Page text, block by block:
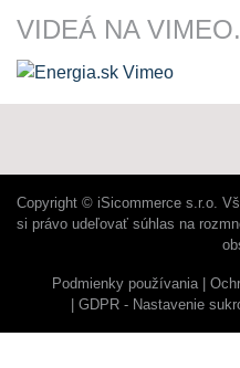
VIDEÁ NA
Copyright © iSicommerce s.r.o.
si právo udeľovať súhlas na
Podmienky používania
GDPR - Nastavenie